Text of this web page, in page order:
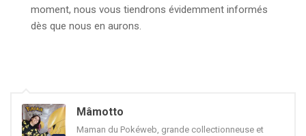
moment, nous vous tiendrons évidemment informés
dès que nous en aurons.
Mâmotto
Maman du Pokéweb, grande collectionneuse et